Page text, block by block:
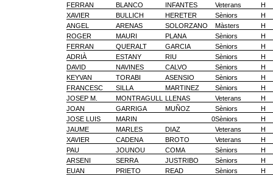
FERRAN BLANCO INFANTES Veterans
H
XAVIER
BULLICH HERETER Sèniors
H
ANGEL
ARENAS SOLORZANO Màsters
H
ROGER
MAURI PLANA Sèniors
H
FERRAN
QUERALT GARCIA Sèniors
H
ADRIÀ
ESTANY RIU Sèniors
H
DAVID
NAVINES CALVO Sèniors
H
KEYVAN
TORABI ASENSIO Sèniors
H
FRANCESC
SILLA MARTINEZ Sèniors
H
JOSEP M.
MONTRAGULL LLENAS Veterans
H
JOAN
GARRIGA MUÑOZ Sèniors
H
JOSE LUIS
MARIN 0Sèniors
H
JAUME
MARLES DIAZ Veterans
H
XAVIER
CADENA BROTO Veterans
H
PAU
JOUNOU COMA Sèniors
H
ARSENI
SERRA JUSTRIBO Sèniors
H
EUAN
PRIETO READ Sèniors
H